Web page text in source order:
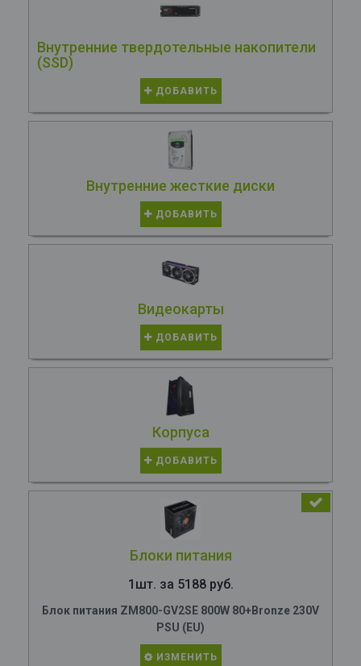
Внутренние твердотельные накопители
(SSD)
ДОБАВИТЬ
Внутренние жесткие диски
ДОБАВИТЬ
Видеокарты
ДОБАВИТЬ
Корпуса
ДОБАВИТЬ
Блоки питания
1шт. за 5188 руб.
Блок питания ZM800-GV2SE 800W 80+Bronze 230V
PSU (EU)
ИЗМЕНИТЬ